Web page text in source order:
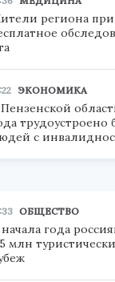
региона
ЭКОНОМИКА
трудоустроено
с
ОБЩЕСТВО
года
млн